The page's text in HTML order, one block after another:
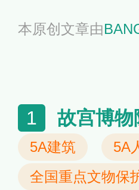
本原创文章由
1 故宫博物
5A建筑
5A
全国重点文物保